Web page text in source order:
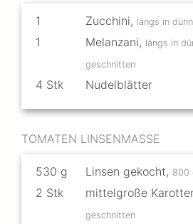
1 Zucchini, längs in
1 Melanzani, längs in
geschnitten
4 Stk Nudelblätter
TOMATEN LINSENMASSE
530 g Linsen gekocht, 800
2 Stk mittelgroße
geschnitten